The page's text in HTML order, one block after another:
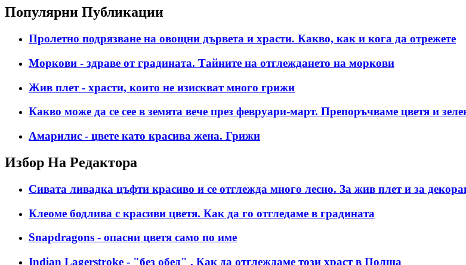
Популярни Публикации
Пролетно подрязване на овощни дървета и храсти. Какво, как и кога да отрежете
Моркови - здраве от градината. Тайните на отглеждането на моркови
Жив плет - храсти, които не изискват много грижи
Какво може да се сее в земята вече през февруари-март. Препоръчваме цветя и
Амарилис - цвете като красива жена. Грижи
Избор На Редактора
Сивата ливадка цъфти красиво и се отглежда много лесно. За жив плет и за
Клеоме бодлива с красиви цветя. Как да го отгледаме в градината
Snapdragons - опасни цветя само по име
Indian Lagerstroke - "без обед" . Как да отглеждаме този храст в Полша